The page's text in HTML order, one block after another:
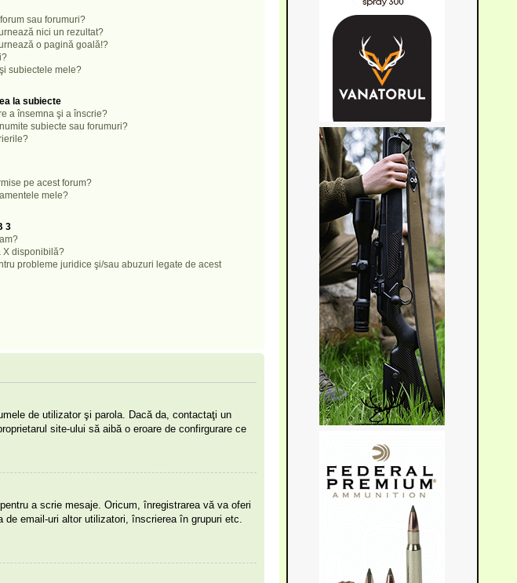
sau forumuri?
nici un rezultat?
o pagină goală!?
subiectele mele?
la subiecte
a însemna şi a înscrie?
subiecte sau forumuri?
pe acest forum?
mele?
3
X disponibilă?
probleme juridice şi/sau abuzuri legate de acest
de utilizator şi parola. Dacă da, contactaţi un
site-ului să aibă o eroare de confirgurare ce
a scrie mesaje. Oricum, înregistrarea vă va oferi
email-uri altor utilizatori, înscrierea în grupuri etc.